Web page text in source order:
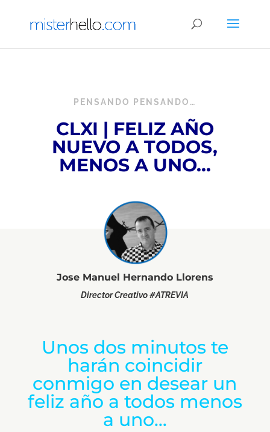
PENSANDO PENSANDO…
CLXI | FELIZ AÑO
NUEVO A TODOS,
MENOS A UNO…​
Jose Manuel Hernando Llorens
Director Creativo #ATREVIA
Unos dos minutos te
harán coincidir
conmigo en desear un
feliz año a todos menos
a uno…